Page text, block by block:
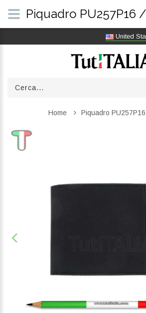
United
Home Piquadro